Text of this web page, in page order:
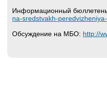
Информационный
na-sredstvakh-
Обсуждение на МБО: http://